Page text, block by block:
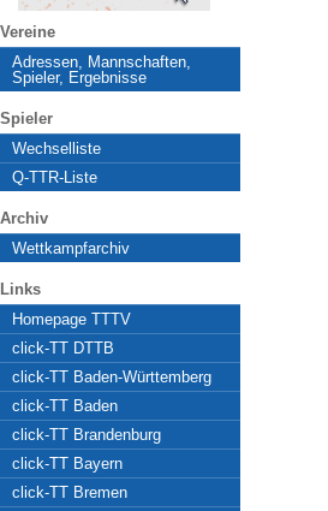
Vereine
Adressen, Mannschaften,
Spieler, Ergebnisse
Spieler
Wechselliste
Q-TTR-Liste
Archiv
Wettkampfarchiv
Links
Homepage TTTV
click-TT DTTB
click-TT Baden-Württemberg
click-TT Baden
click-TT Brandenburg
click-TT Bayern
click-TT Bremen